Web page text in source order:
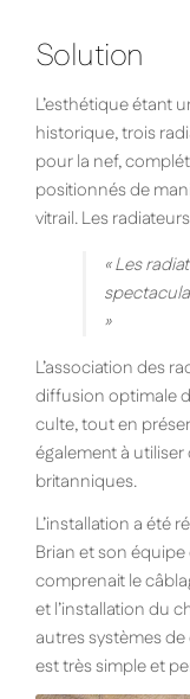
Solution
L’esthétique étant
historique, trois
pour la nef,
positionnés de
vitrail. Les
« Les
»
L’association des
diffusion optimale
culte, tout en
également à
britanniques.
L’installation a été
Brian et son
comprenait le
et l’installation du
autres systèmes
est très simple et